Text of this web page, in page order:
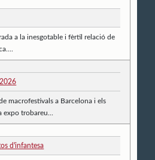
a la inesgotable i fèrtil relació de
macrofestivals a Barcelona i els
trobareu...
d'infantesa